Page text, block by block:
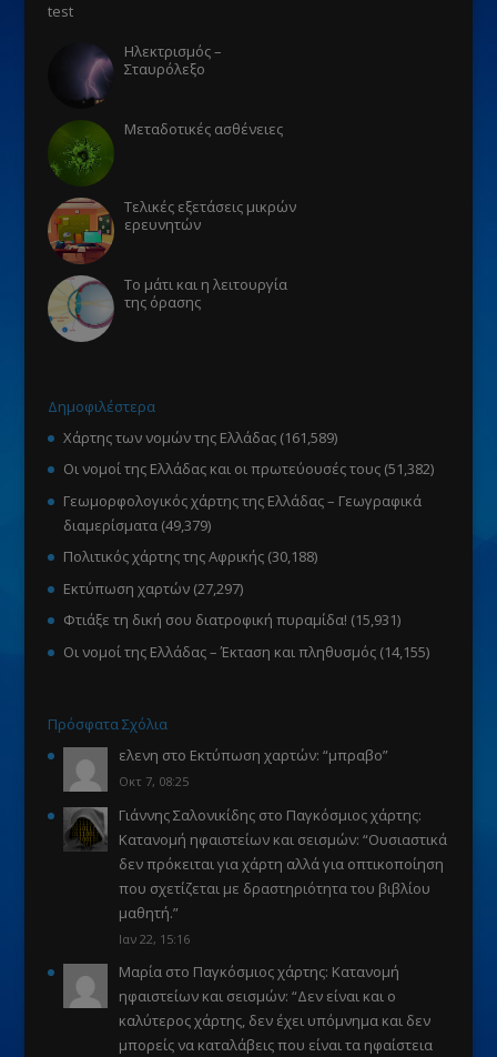
test
Ηλεκτρισμός –
Σταυρόλεξο
Μεταδοτικές ασθένειες
Τελικές εξετάσεις μικρών
ερευνητών
Το μάτι και η λειτουργία
της όρασης
Δημοφιλέστερα
Χάρτης των νομών της Ελλάδας (161,589)
Οι νομοί της Ελλάδας και οι πρωτεύουσές τους (51,382)
Γεωμορφολογικός χάρτης της Ελλάδας – Γεωγραφικά
διαμερίσματα (49,379)
Πολιτικός χάρτης της Αφρικής (30,188)
Εκτύπωση χαρτών (27,297)
Φτιάξε τη δική σου διατροφική πυραμίδα! (15,931)
Οι νομοί της Ελλάδας – Έκταση και πληθυσμός (14,155)
Πρόσφατα Σχόλια
ελενη στο Εκτύπωση χαρτών: “μπραβο”
Οκτ 7, 08:25
Γιάννης Σαλονικίδηςστο Παγκόσμιος χάρτης:
Κατανομή ηφαιστείων και σεισμών: “Ουσιαστικά
δεν πρόκειται για χάρτη αλλά για οπτικοποίηση
που σχετίζεται με δραστηριότητα του βιβλίου
μαθητή.”
Ιαν 22, 15:16
Μαρίαστο Παγκόσμιος χάρτης: Κατανομή
ηφαιστείων και σεισμών: “Δεν είναι και ο
καλύτερος χάρτης, δεν έχει υπόμνημα και δεν
μπορείς να καταλάβεις που είναι τα ηφαίστεια